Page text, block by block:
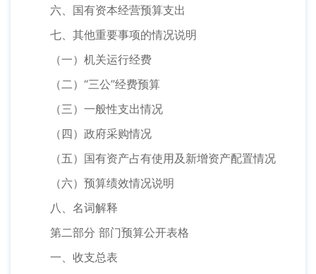
六、国有资本经营预算支出
七、其他重要事项的情况说明
（一）机关运行经费
（二）“三公”经费预算
（三）一般性支出情况
（四）政府采购情况
（五）国有资产占有使用及新增资产配置情况
（六）预算绩效情况说明
八、名词解释
第二部分 部门预算公开表格
一、收支总表